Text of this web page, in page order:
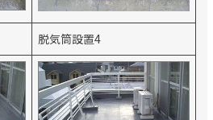
脱気筒設置4